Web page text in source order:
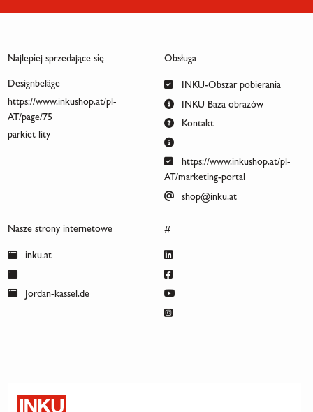
Najlepiej sprzedające się
Designbeläge
https://www.inkushop.at/pl-
AT/page/75
parkiet lity
Obsługa
INKU-Obszar pobierania
INKU Baza obrazów
Kontakt
https://www.inkushop.at/pl-
AT/marketing-portal
shop@inku.at
Nasze strony internetowe
inku.at
Jordan-kassel.de
#